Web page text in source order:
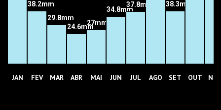
JAN
38.2mm
FEV
29.8mm
MAR
24.6mm
ABR
27mm
MAI
34.8mm
JUN
37.8mm
JUL AGO
38.3mm
SET OUT NOV